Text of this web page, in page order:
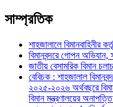
সাম্প্রতিক
শাহজালালে
বিমানবন্দরে গোপন অভিযান,
জাতীয় বেসামরিক বিমান
বেবিচক : শাহজালাল
২০২৫-২০২৬ অর্থবছরে
বিমান মন্ত্রণালয়ের